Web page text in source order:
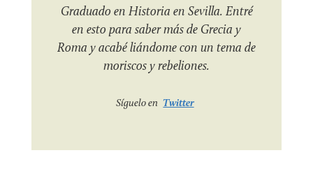
Graduado en Historia en Sevilla. Entré
en esto para saber más de Grecia y
Roma y acabé liándome con un tema de
moriscos y rebeliones.
Síguelo en Twitter